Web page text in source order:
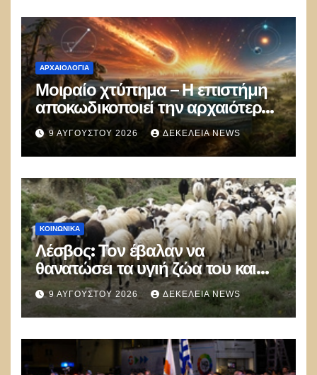
ΑΡΧΑΙΟΛΟΓΊΑ
Μοιραίο χτύπημα – Η επιστήμη
αποκωδικοποιεί την αρχαιότερη
μαζική δολοφονία στην Ιστορία
9 ΑΥΓΟΎΣΤΟΥ 2026 ΔΕΚΈΛΕΙΑ NEWS
ΚΟΙΝΩΝΙΚΑ
Λέσβος: Τον έβαλαν να
θανατώσει τα υγιή ζώα του και
πέθανε από την στενοχώρια του!
9 ΑΥΓΟΎΣΤΟΥ 2026 ΔΕΚΈΛΕΙΑ NEWS